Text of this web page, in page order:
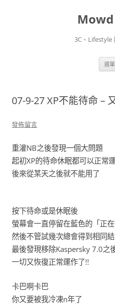
3C、Lifestyle
選單
07-9-27 XP不能待命 –
發佈留言
重灌NB之後發現一個大問題
起初XP的待命休眠都可以正常
後來從某天之後就不能用了
按下待命或是休眠後
螢幕會一直停留在藍色的「正
然後不管試幾次總會得到相同
最後發現移除Kaspersky 7.0之
一切又恢復正常運作了!!
卡巴啊卡巴
你又要被我冷凍n年了